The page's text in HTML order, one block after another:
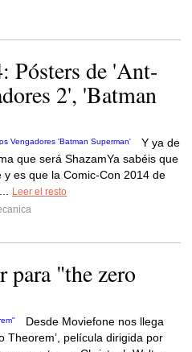
Pósters de 'Ant-
2', 'Batman
Y ya de
que será ShazamYa sabéis que
es que la Comic-Con 2014 de
Leer el resto
para "the zero
Desde Moviefone nos llega
Theorem’, película dirigida por